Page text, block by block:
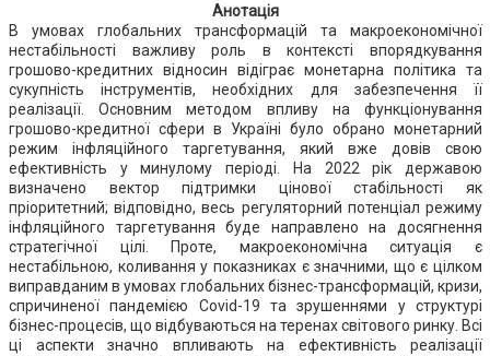
Анотація
В умовах глобальних трансформацій та макроекономічної
нестабільності важливу роль в контексті впорядкування
грошово-кредитних відносин відіграє монетарна політика та
сукупність інструментів, необхідних для забезпечення її
реалізації. Основним методом впливу на функціонування
грошово-кредитної сфери в Україні було обрано монетарний
режим інфляційного таргетування, який вже довів свою
ефективність у минулому періоді. На 2022 рік державою
визначено вектор підтримки цінової стабільності як
пріоритетний; відповідно, весь регуляторний потенціал режиму
інфляційного таргетування буде направлено на досягнення
стратегічної цілі. Проте, макроекономічна ситуація є
нестабільною, коливання у показниках є значними, що є цілком
виправданим в умовах глобальних бізнес-трансформацій, кризи,
спричиненої пандемією Covid-19 та зрушеннями у структурі
бізнес-процесів, що відбуваються на теренах світового ринку. Всі
ці аспекти значно впливають на ефективність реалізації